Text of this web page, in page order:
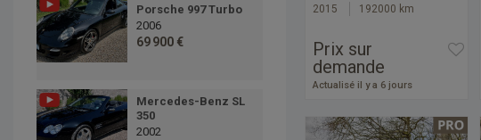
Porsche 997 Turbo
2006
69 900 €
Mercedes-Benz SL
350
2002
2015 192000 km
Prix sur
demande
Actualisé il y a 6 jours